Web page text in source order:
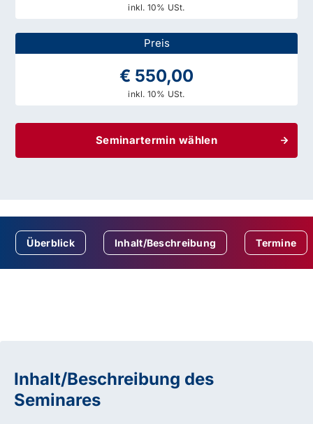
inkl. 10% USt.
Preis
€ 550,00
inkl. 10% USt.
Seminartermin wählen
Überblick Inhalt/Beschreibung Termine
Inhalt/Beschreibung des
Seminares